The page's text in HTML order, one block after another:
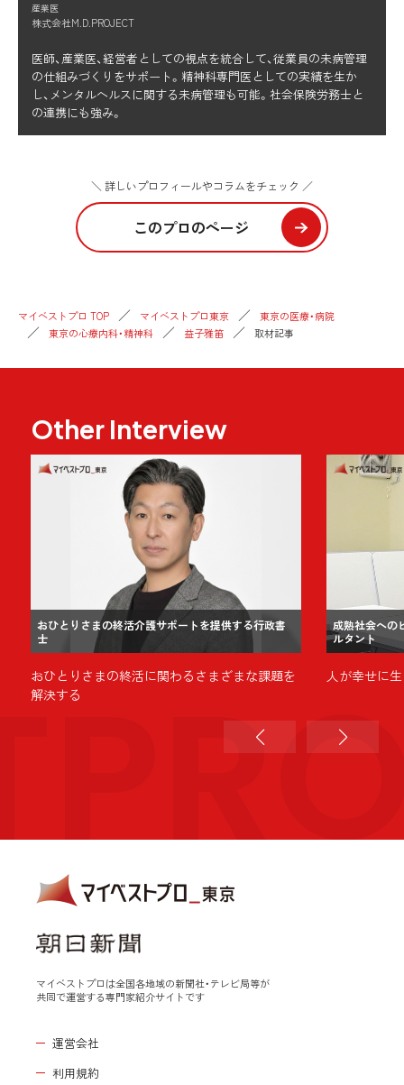
産業医
株式会社M.D.PROJECT
医師、産業医、経営者としての視点を統合して、従業員の未病管理
の仕組みづくりをサポート。精神科専門医としての実績を生か
し、メンタルヘルスに関する未病管理も可能。社会保険労務士と
の連携にも強み。
＼ 詳しいプロフィールやコラムをチェック ／
このプロのページ
マイベストプロ TOP マイベストプロ東京
東京の医療・病院
東京の心療内科・精神科
益子雅笛 取材記事
Other Interview
おひとりさまの終活介護サポートを提供する行政書
士
おひとりさまの終活に関わるさまざまな課題を
解決する
成熟社会への
ルタント
人が幸せに
マイベストプロは全国各地域の新聞社・テレビ局等が
共同で運営する専門家紹介サイトです
運営会社
利用規約